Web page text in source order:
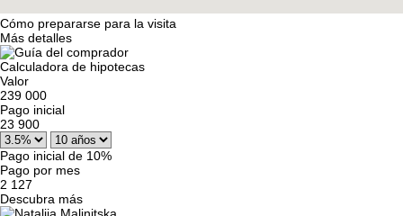
Cómo prepararse para la visita
Más detalles
Calculadora de hipotecas
Valor
239 000
Pago inicial
23 900
Pago inicial de 10%
Pago por mes
2 127
Descubra más